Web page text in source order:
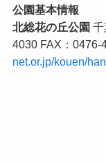
公園基本情報
北総花の丘公園 千
4030 FAX：0476-
net.or.jp/kouen/